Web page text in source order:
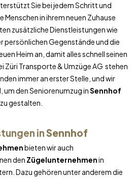
Sie bei jedem Schritt und
in ihrem neuen Zuhause
zusätzliche Dienstleistungen wie
persönlichen Gegenstände und die
Heim an, damit alles schnell seinen
Züri Transporte & Umzüge AG stehen
immer an erster Stelle, und wir
um den Seniorenumzug inSennhof
gestalten.
inSennhof
bieten wir auch
den Zügelunternehmenin
Dazu gehören unter anderem die